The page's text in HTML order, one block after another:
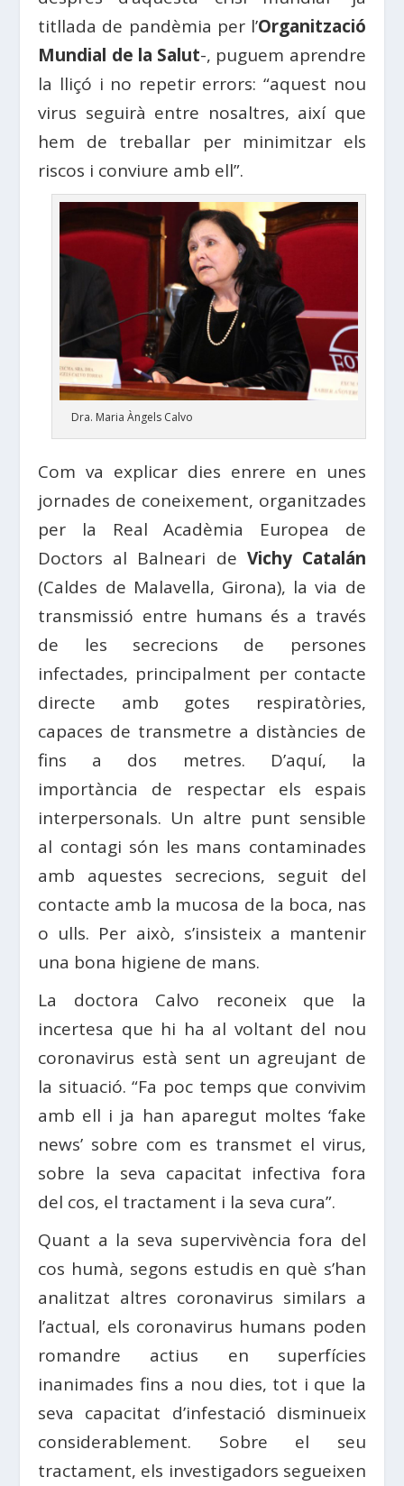
titllada de pandèmia per l’Organització
Mundial de la Salut-, puguem aprendre
la lliçó i no repetir errors: “aquest nou
virus seguirà entre nosaltres, així que
hem de treballar per minimitzar els
riscos i conviure amb ell”.
Dra. Maria Àngels Calvo
Com va explicar dies enrere en unes
jornades de coneixement, organitzades
per la Real Acadèmia Europea de
Doctors al Balneari de Vichy Catalán
(Caldes de Malavella, Girona), la via de
transmissió entre humans és a través
de les secrecions de persones
infectades, principalment per contacte
directe amb gotes respiratòries,
capaces de transmetre a distàncies de
fins a dos metres. D’aquí, la
importància de respectar els espais
interpersonals. Un altre punt sensible
al contagi són les mans contaminades
amb aquestes secrecions, seguit del
contacte amb la mucosa de la boca, nas
o ulls. Per això, s’insisteix a mantenir
una bona higiene de mans.
La doctora Calvo reconeix que la
incertesa que hi ha al voltant del nou
coronavirus està sent un agreujant de
la situació. “Fa poc temps que convivim
amb ell i ja han aparegut moltes ‘fake
news’ sobre com es transmet el virus,
sobre la seva capacitat infectiva fora
del cos, el tractament i la seva cura”.
Quant a la seva supervivència fora del
cos humà, segons estudis en què s’han
analitzat altres coronavirus similars a
l’actual, els coronavirus humans poden
romandre actius en superfícies
inanimades fins a nou dies, tot i que la
seva capacitat d’infestació disminueix
considerablement. Sobre el seu
tractament, els investigadors segueixen